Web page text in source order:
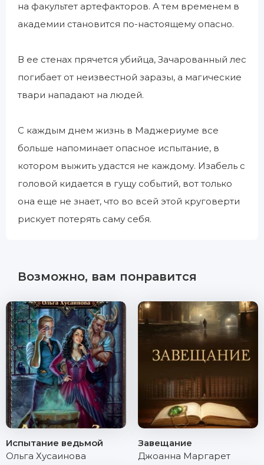
на факультет артефакторов. А тем временем в
академии становится по-настоящему опасно.
В ее стенах прячется убийца, Зачарованный лес
погибает от неизвестной заразы, а магические
твари нападают на людей.
С каждым днем жизнь в Маджериуме все
больше напоминает опасное испытание, в
котором выжить удастся не каждому. Изабель с
головой кидается в гущу событий, вот только
она еще не знает, что во всей этой круговерти
рискует потерять саму себя.
Возможно, вам понравится
Испытание ведьмой
Ольга Хусаинова
Завещание
Джоанна Маргарет